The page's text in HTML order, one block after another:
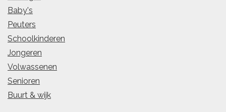
Baby's
Peuters
Schoolkinderen
Jongeren
Volwassenen
Senioren
Buurt & wijk